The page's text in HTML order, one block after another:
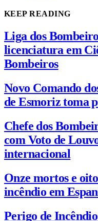
KEEP READING
Liga dos
licenciatura em
Bombeiros
Novo Comando
de Esmoriz toma
Chefe dos
com Voto de
internacional
Onze mortos e
incêndio em
Perigo de